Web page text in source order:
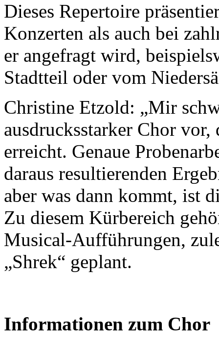
Dieses Repertoire
Konzerten als auch bei
er angefragt wird,
Stadtteil oder vom
Christine Etzold: „Mir
ausdrucksstarker Chor
erreicht. Genaue
daraus resultierenden
aber was dann kommt, ist
Zu diesem Kürbereich
Musical-Aufführungen,
„Shrek“ geplant.
Informationen zum Chor